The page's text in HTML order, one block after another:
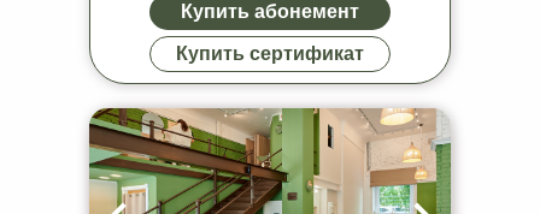
Купить абонемент
Купить сертификат